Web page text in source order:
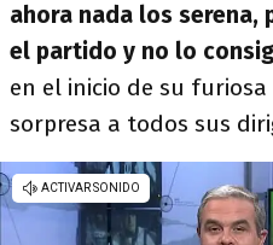
ahora nada los serena,
el partido y no lo
en el inicio de su
sorpresa a todos sus